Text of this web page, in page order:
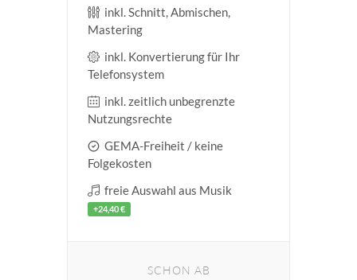
inkl. Schnitt, Abmischen,
Mastering
inkl. Konvertierung für Ihr
Telefonsystem
inkl. zeitlich unbegrenzte
Nutzungsrechte
GEMA-Freiheit / keine
Folgekosten
freie Auswahl aus Musik
+24,40 €
SCHON AB